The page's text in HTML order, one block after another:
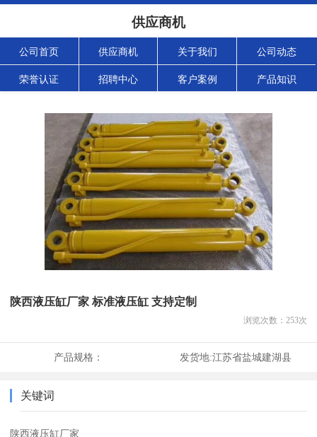
供应商机
公司首页 供应商机 关于我们 公司动态
荣誉认证 招聘中心 客户案例 产品知识
陕西液压缸厂家 标准液压缸 支持定制
浏览次数： 253次
产品规格： 发货地:江苏省盐城建湖县
关键词
陕西液压缸厂家